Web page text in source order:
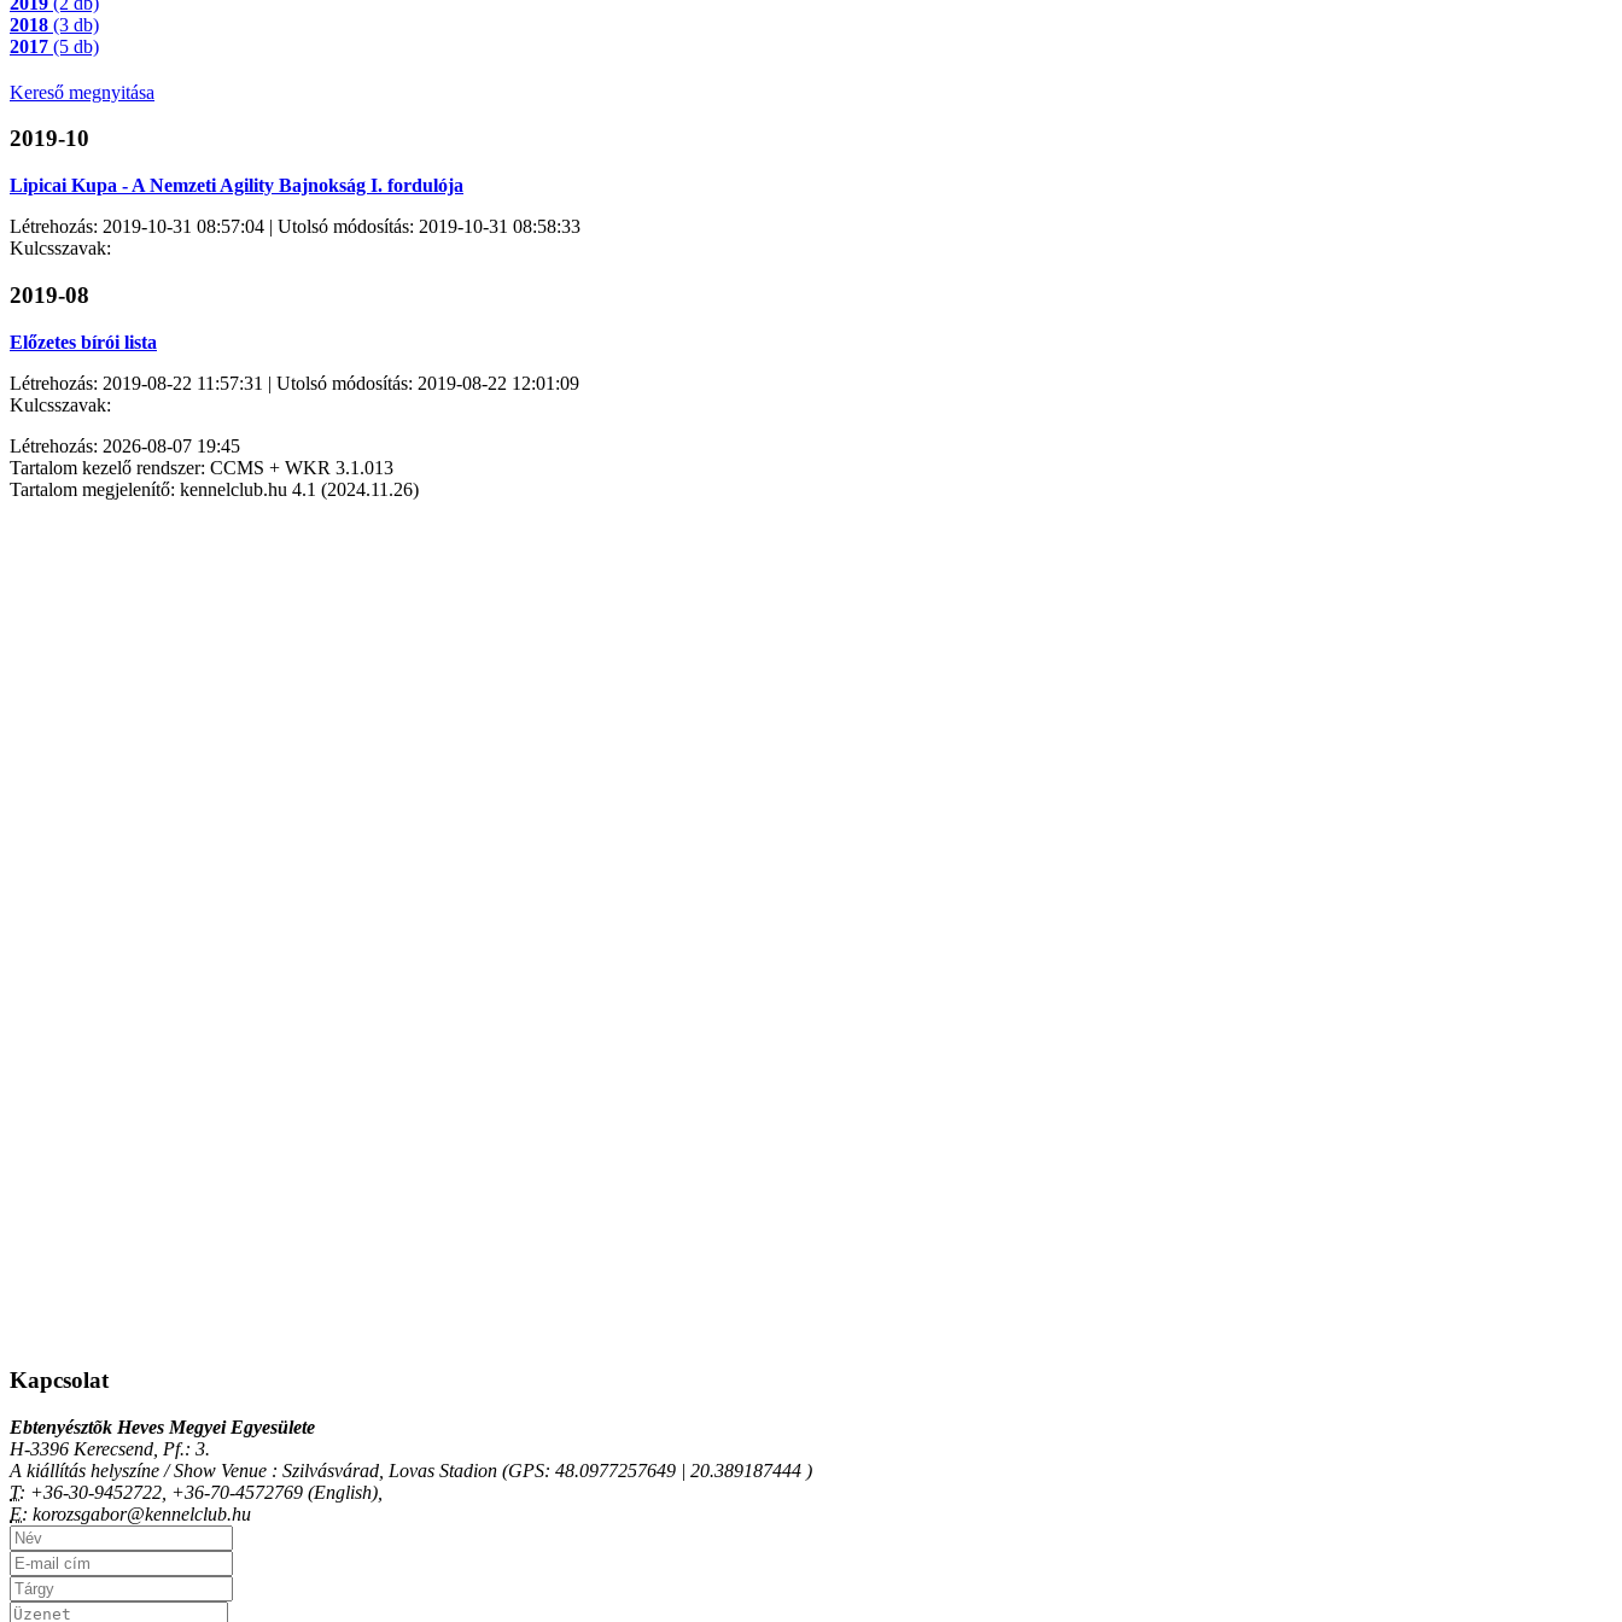
2018 (3 db)
2017 (5 db)
Kereső megnyitása
2019-10
Lipicai Kupa - A Nemzeti Agility Bajnokság I. fordulója
Létrehozás: 2019-10-31 08:57:04 | Utolsó módosítás: 2019-10-31 08:58:33
Kulcsszavak:
2019-08
Előzetes bírói lista
Létrehozás: 2019-08-22 11:57:31 | Utolsó módosítás: 2019-08-22 12:01:09
Kulcsszavak:
Létrehozás: 2026-08-07 19:45
Tartalom kezelő rendszer: CCMS + WKR 3.1.013
Tartalom megjelenítő: kennelclub.hu 4.1 (2024.11.26)
Kapcsolat
Ebtenyésztõk Heves Megyei Egyesülete
H-3396 Kerecsend, Pf.: 3.
A kiállítás helyszíne / Show Venue : Szilvásvárad, Lovas Stadion (GPS: 48.0977257649 | 20.389187444 )
T: +36-30-9452722, +36-70-4572769 (English),
E: korozsgabor@kennelclub.hu